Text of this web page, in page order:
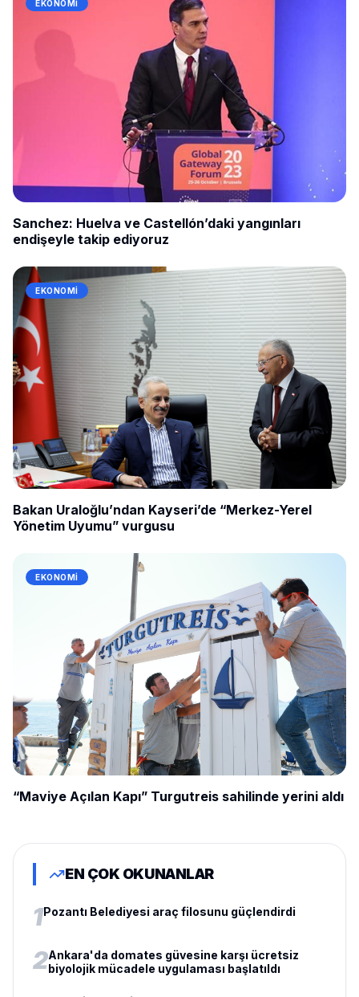
EKONOMI
Sanchez: Huelva ve Castellón’daki yangınları
endişeyle takip ediyoruz
EKONOMI
Bakan Uraloğlu’ndan Kayseri’de “Merkez-Yerel
Yönetim Uyumu” vurgusu
EKONOMI
“Maviye Açılan Kapı” Turgutreis sahilinde yerini aldı
EN ÇOK OKUNANLAR
1Pozantı Belediyesi araç filosunu güçlendirdi
2Ankara'da domates güvesine karşı ücretsiz
biyolojik mücadele uygulaması başlatıldı